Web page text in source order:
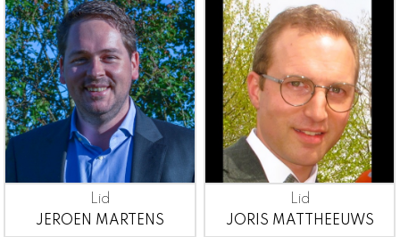
Lid
JEROEN MARTENS
Lid
JORIS MATTHEEUWS